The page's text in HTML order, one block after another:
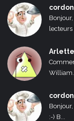
lecteurs
William...
:-) B...